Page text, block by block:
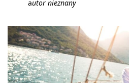
autor nieznany